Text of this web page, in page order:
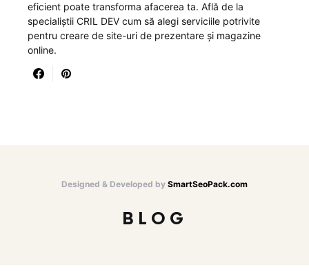
eficient poate transforma afacerea ta. Află de la
specialiștii CRIL DEV cum să alegi serviciile potrivite
pentru creare de site-uri de prezentare și magazine
online.
Designed & Developed by SmartSeoPack.com
BLOG